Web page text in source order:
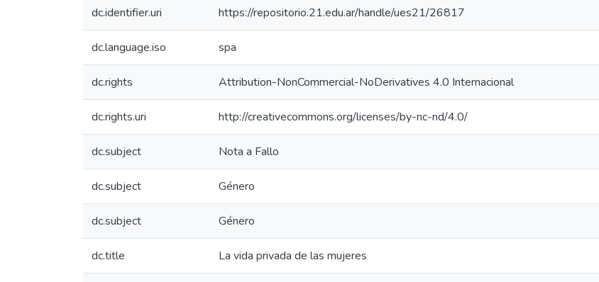
dc.identifier.uri https://repositorio.21.edu.ar/handle/ues21/26817
dc.language.iso spa
dc.rights Attribution-NonCommercial-NoDerivatives 4.0 Internacional
dc.rights.uri http://creativecommons.org/licenses/by-nc-nd/4.0/
dc.subject Nota a Fallo
dc.subject Género
dc.subject Género
dc.title La vida privada de las mujeres